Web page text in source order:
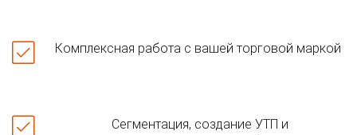
Комплексная работа с вашей торговой маркой
Сегментация, создание УТП и